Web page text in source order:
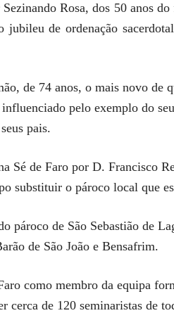
Rosa, dos 50 anos
de ordenação
de 74 anos, o mais novo
pelo exemplo do
pais.
Sé de Faro por D. Francisco
substituir o pároco local que
pároco de São Sebastião de
de São João e Bensafrim.
como membro da equipa
cerca de 120 seminaristas de